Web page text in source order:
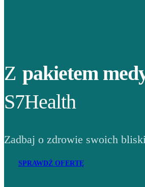
Z pakietem
S7Health
Zadbaj o zdrowie swoich
SPRAWDŹ OFERTĘ